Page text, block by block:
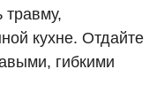
кухне. Отдайте
гибкими